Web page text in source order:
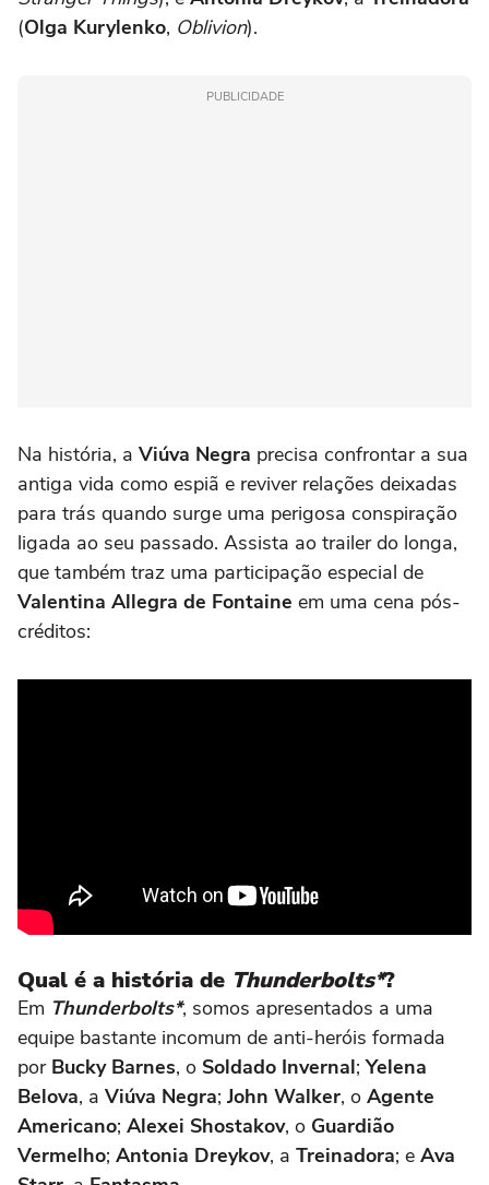
(Olga Kurylenko, Oblivion).
PUBLICIDADE
Na história, a Viúva Negra precisa confrontar a sua
antiga vida como espiã e reviver relações deixadas
para trás quando surge uma perigosa conspiração
ligada ao seu passado. Assista ao trailer do longa,
que também traz uma participação especial de
Valentina Allegra de Fontaine em uma cena pós-
créditos:
Qual é a história de Thunderbolts*?
Em Thunderbolts*, somos apresentados a uma
equipe bastante incomum de anti-heróis formada
por Bucky Barnes, o Soldado Invernal;Yelena
Belova, a Viúva Negra; John Walker, o Agente
Americano; Alexei Shostakov, o Guardião
Vermelho; Antonia Dreykov, a Treinadora; e Ava